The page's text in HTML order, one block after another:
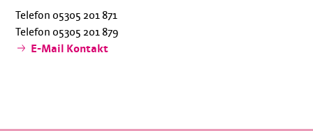
Telefon 05305 201 871
Telefon 05305 201 879
E-Mail Kontakt